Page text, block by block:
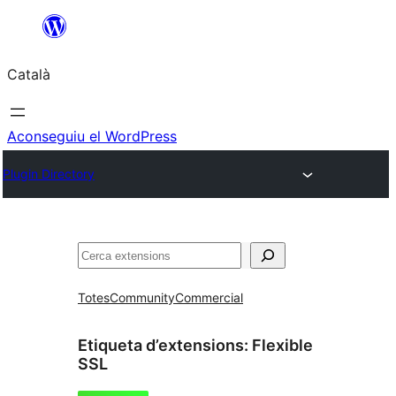
contingut
Català
Aconseguiu el WordPress
Plugin Directory
Cerca
TotesCommunityCommercial
Etiqueta d’extensions: Flexible
SSL